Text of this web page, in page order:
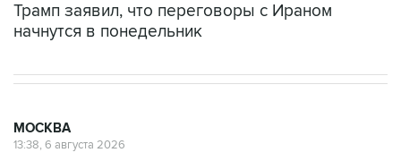
Трамп заявил, что переговоры с Ираном
начнутся в понедельник
МОСКВА
13:38, 6 августа 2026